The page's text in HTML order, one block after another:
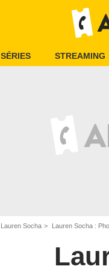
SÉRIES STREAMING
Lauren Socha Lauren Socha :